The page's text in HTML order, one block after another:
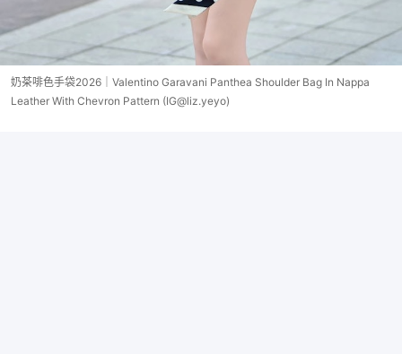
奶茶啡色手袋2026｜Valentino Garavani Panthea Shoulder Bag In Nappa
Leather With Chevron Pattern (IG@liz.yeyo)